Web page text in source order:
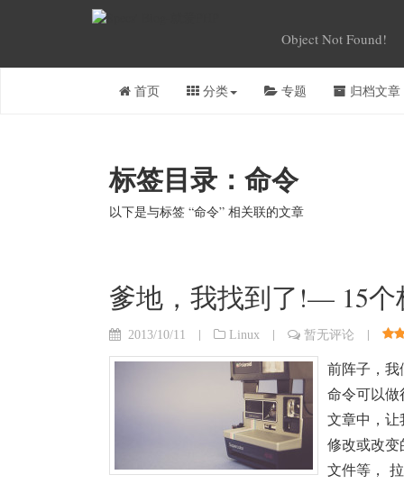
Object Not Found!
首页 分类 专题 归档文章
标签目录：命令
以下是与标签 “命令” 相关联的文章
爹地，我找到了!— 15个
2013/10/11 | Linux | 暂无评论 |
前阵子，我
命令可以做
文章中，让
修改或改
文件等，